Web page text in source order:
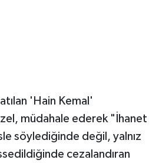
'Hain Kemal'
müdahale ederek "İhanet
söylediğinde değil, yalnız
cezalandıran